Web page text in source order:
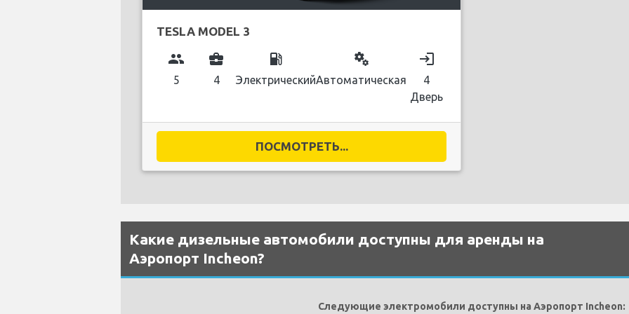
TESLA MODEL 3
group
5
business_center
4
local_gas_station
Электрический
miscellaneous_services
Автоматическая
login
4
Дверь
ПОСМОТРЕТЬ...
Какие дизельные автомобили доступны для аренды на
Аэропорт Incheon?
Следующие электромобили доступны на Аэропорт Incheon: